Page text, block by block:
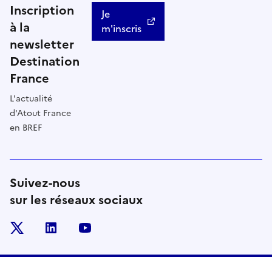
Inscription
à la
newsletter
Destination
France
L'actualité
d'Atout France
en BREF
Je
m'inscris
Suivez-nous
sur les réseaux sociaux
linkedin